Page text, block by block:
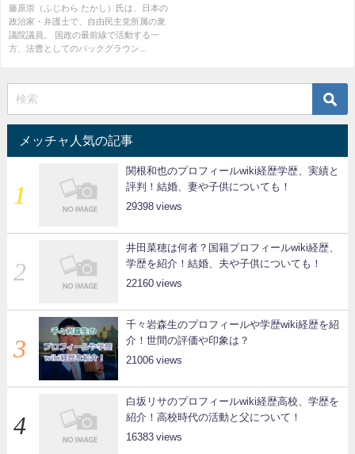
で人物像を一挙紹介
藤原崇（ふじわら たかし）氏は、日本の
政治家・弁護士で、自由民主党所属の衆
議院議員。 国政の最前線で活動する一
方、法曹としてのバックグラウン...
メッチャ人気の記事
関根和也のプロフィールwiki経歴学歴、実績と
評判！結婚、妻や子供についても！
29398
井田菜穂は何者？国籍プロフィールwiki経歴、
学歴を紹介！結婚、夫や子供についても！
22160
千々岩森生のプロフィールや学歴wiki経歴を紹
介！世間の評価や印象は？
21006
白坂リサのプロフィールwiki経歴高校、学歴を
紹介！高校時代の活動と父について！
16383